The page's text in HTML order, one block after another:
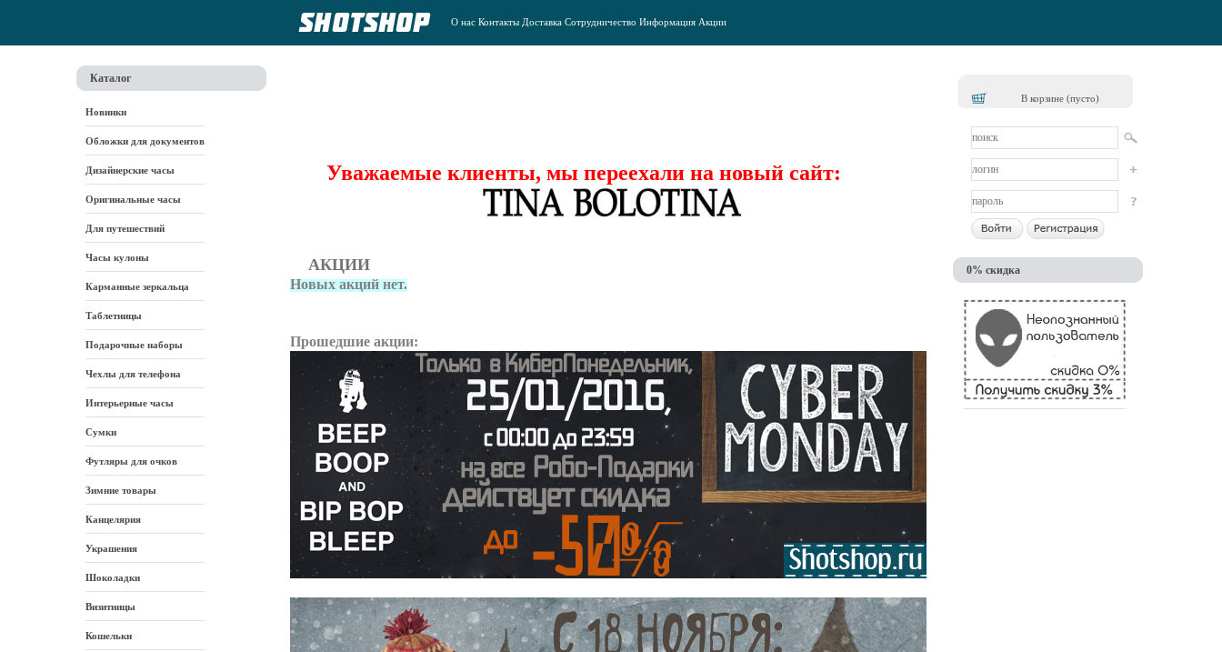
О нас Контакты Доставка Сотрудничество Информация Акции
Каталог
Новинки
Обложки для документов
Дизайнерские часы
Оригинальные часы
Для путешествий
Часы кулоны
Карманные зеркальца
Таблетницы
Подарочные наборы
Чехлы для телефона
Интерьерные часы
Сумки
Футляры для очков
Зимние товары
Канцелярия
Украшения
Шоколадки
Визитницы
Кошельки
Уважаемые клиенты, мы переехали на новый сайт:
АКЦИИ
Новых акций нет.
Прошедшие акции:
В корзине (пусто)
0% скидка